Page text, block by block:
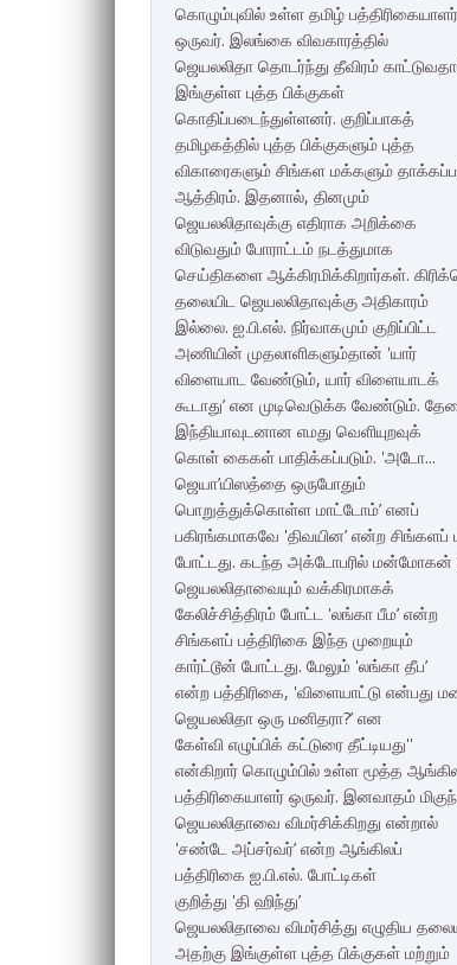
கொழும்புவில் உள்ள தமிழ் பத்திரிகையாளர்
ஒருவர். இலங்கை விவகாரத்தில்
ஜெயலலிதா தொடர்ந்து தீவிரம்
இங்குள்ள புத்த பிக்குகள்
கொதிப்படைந்துள்ளனர். குறிப்பாகத்
தமிழகத்தில் புத்த பிக்குகளும் புத்த
விகாரைகளும் சிங்கள மக்களும்
ஆத்திரம். இதனால், தினமும்
ஜெயலலிதாவுக்கு எதிராக அறிக்கை​
விடுவதும் போராட்​டம் நடத்துமாக
செய்திகளை ஆக்கிரமிக்​கிறார்கள்.
தலையிட ஜெயலலிதாவுக்கு அதிகாரம்
இல்லை. ஐ.பி.எல். நிர்வாகமும் குறிப்பிட்ட
அணியின் முதலாளி​களும்​தான் 'யார்
விளையாட​ வேண்டும், யார் விளையாடக்
கூடாது’ என முடிவெடுக்க வேண்டும்.
இந்தியா​வுடனான எமது வெளியுறவுக்
கொள் கைகள் பாதிக்கப்​​படும். 'அடோ...
ஜெயா’யிஸத்தை ஒருபோதும்
பொறுத்துக்கொள்ள மாட்டோம்’ எனப்
பகிரங்கமாகவே 'திவயின’ என்ற சிங்களப்
போட்டது. கடந்த அக்டோபரில் மன்மோகன்
ஜெயலலிதாவையும் வக்கிரமாகக்
கேலிச்சித்திரம் போட்ட 'லங்கா பீம’ என்ற
சிங்களப் பத்திரிகை இந்த முறையும்
கார்ட்டூன் போட்டது. மேலும் 'லங்கா தீப’
என்ற பத்திரிகை, 'விளையாட்டு என்பது
ஜெயலலிதா ஒரு மனிதரா?’ என
கேள்வி எழுப்பிக் கட்டுரை தீட்டியது''
என்கிறார் கொழும்பில் உள்ள மூத்த
பத்திரிகையாளர் ஒருவர். இனவாதம்
ஜெயலலிதாவை விமர்சிக்கிறது என்றால்
'சண்டே அப்சர்வர்’ என்ற ஆங்கிலப்
பத்திரிகை ஐ.பி.எல். போட்டிகள்
குறித்து 'தி ஹிந்து’
ஜெயலலிதாவை விமர்சித்து எழுதிய
அதற்கு இங்குள்ள புத்த பிக்குகள் மற்றும்